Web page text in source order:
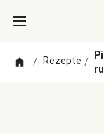
/ Rezepte /